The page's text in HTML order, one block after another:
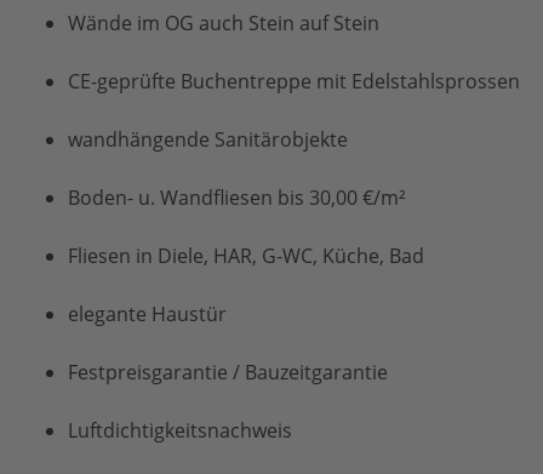
Wände im OG auch Stein auf Stein
CE-geprüfte Buchentreppe mit Edelstahlsprossen
wandhängende Sanitärobjekte
Boden- u. Wandfliesen bis 30,00 €/m²
Fliesen in Diele, HAR, G-WC, Küche, Bad
elegante Haustür
Festpreisgarantie / Bauzeitgarantie
Luftdichtigkeitsnachweis